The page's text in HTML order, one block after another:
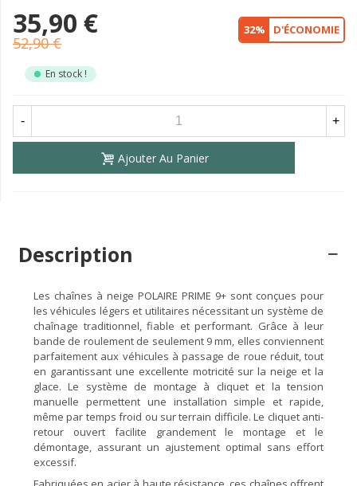
35,90 €
52,90 €
32% D'ÉCONOMIE
En stock !
- +
Ajouter Au Panier
Description
Les chaînes à neige POLAIRE PRIME 9+ sont conçues pour
les véhicules légers et utilitaires nécessitant un système de
chaînage traditionnel, fiable et performant. Grâce à leur
bande de roulement de seulement 9 mm, elles conviennent
parfaitement aux véhicules à passage de roue réduit, tout
en garantissant une excellente motricité sur la neige et la
glace. Le système de montage à cliquet et la tension
manuelle permettent une installation simple et rapide,
même par temps froid ou sur terrain difficile. Le cliquet anti-
retour ouvert facilite grandement le montage et le
démontage, assurant un ajustement optimal sans effort
excessif.